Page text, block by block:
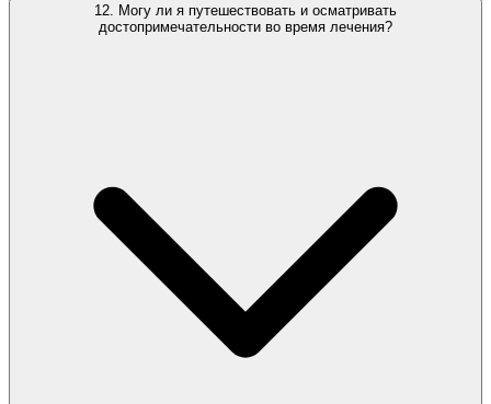
12. Могу ли я путешествовать и осматривать
достопримечательности во время лечения?